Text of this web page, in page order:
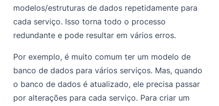
modelos/estruturas de dados repetidamente para
cada serviço. Isso torna todo o processo
redundante e pode resultar em vários erros.
Por exemplo, é muito comum ter um modelo de
banco de dados para vários serviços. Mas, quando
o banco de dados é atualizado, ele precisa passar
por alterações para cada serviço. Para criar um